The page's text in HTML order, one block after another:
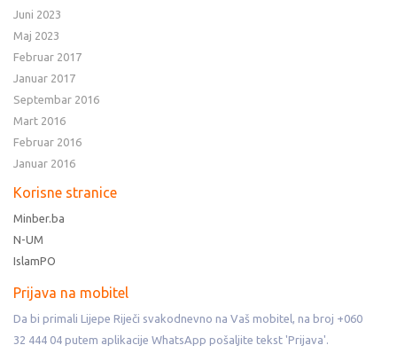
Juni 2023
Maj 2023
Februar 2017
Januar 2017
Septembar 2016
Mart 2016
Februar 2016
Januar 2016
Korisne stranice
Minber.ba
N-UM
IslamPO
Prijava na mobitel
Da bi primali Lijepe Riječi svakodnevno na Vaš mobitel, na broj +060
32 444 04 putem aplikacije WhatsApp pošaljite tekst 'Prijava'.